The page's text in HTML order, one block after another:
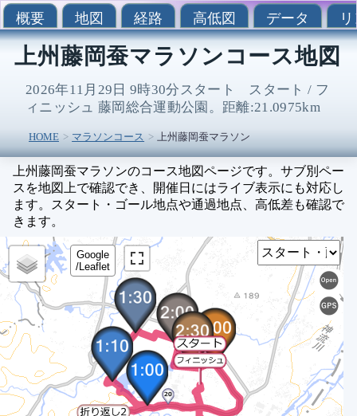
概要 地図 経路 高低図 データ
上州藤岡蚕マラソンコース地図
2026年11月29日 9時30分スタート スタート / フ
ィニッシュ 藤岡総合運動公園。距離:21.0975km
HOME マラソンコース 上州藤岡蚕マラソン
上州藤岡蚕マラソンのコース地図ページです。サブ別ペー
スを地図上で確認でき、開催日にはライブ表示にも対応し
ます。スタート・ゴール地点や通過地点、高低差も確認で
きます。
Google
/Leaflet